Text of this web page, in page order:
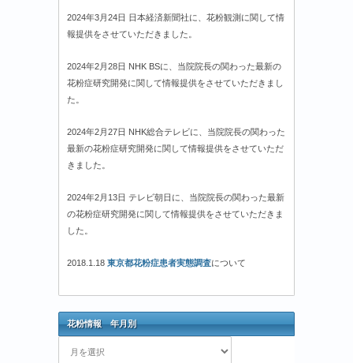
2024年3月24日 日本経済新聞社に、花粉観測に関して情
報提供をさせていただきました。
2024年2月28日 NHK BSに、当院院長の関わった最新の
花粉症研究開発に関して情報提供をさせていただきまし
た。
2024年2月27日 NHK総合テレビに、当院院長の関わった
最新の花粉症研究開発に関して情報提供をさせていただ
きました。
2024年2月13日 テレビ朝日に、当院院長の関わった最新
の花粉症研究開発に関して情報提供をさせていただきま
した。
2018.1.18 東京都花粉症患者実態調査について
花粉情報 年月別
花